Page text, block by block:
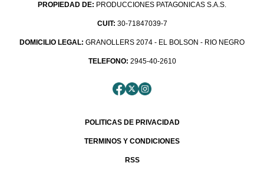
PROPIEDAD DE: PRODUCCIONES PATAGONICAS S.A.S.
CUIT: 30-71847039-7
DOMICILIO LEGAL: GRANOLLERS 2074 - EL BOLSON - RIO NEGRO
TELEFONO: 2945-40-2610
POLITICAS DE PRIVACIDAD
TERMINOS Y CONDICIONES
RSS